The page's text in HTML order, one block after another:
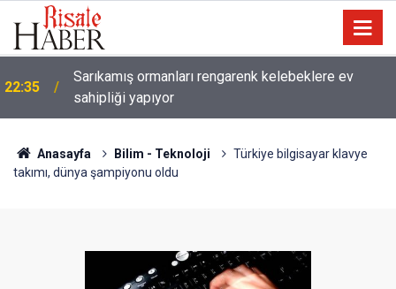
22:35
Sarıkamış ormanları rengarenk kelebeklere ev
sahipliği yapıyor
Anasayfa Bilim - Teknoloji
Türkiye bilgisayar klavye
takımı, dünya şampiyonu oldu